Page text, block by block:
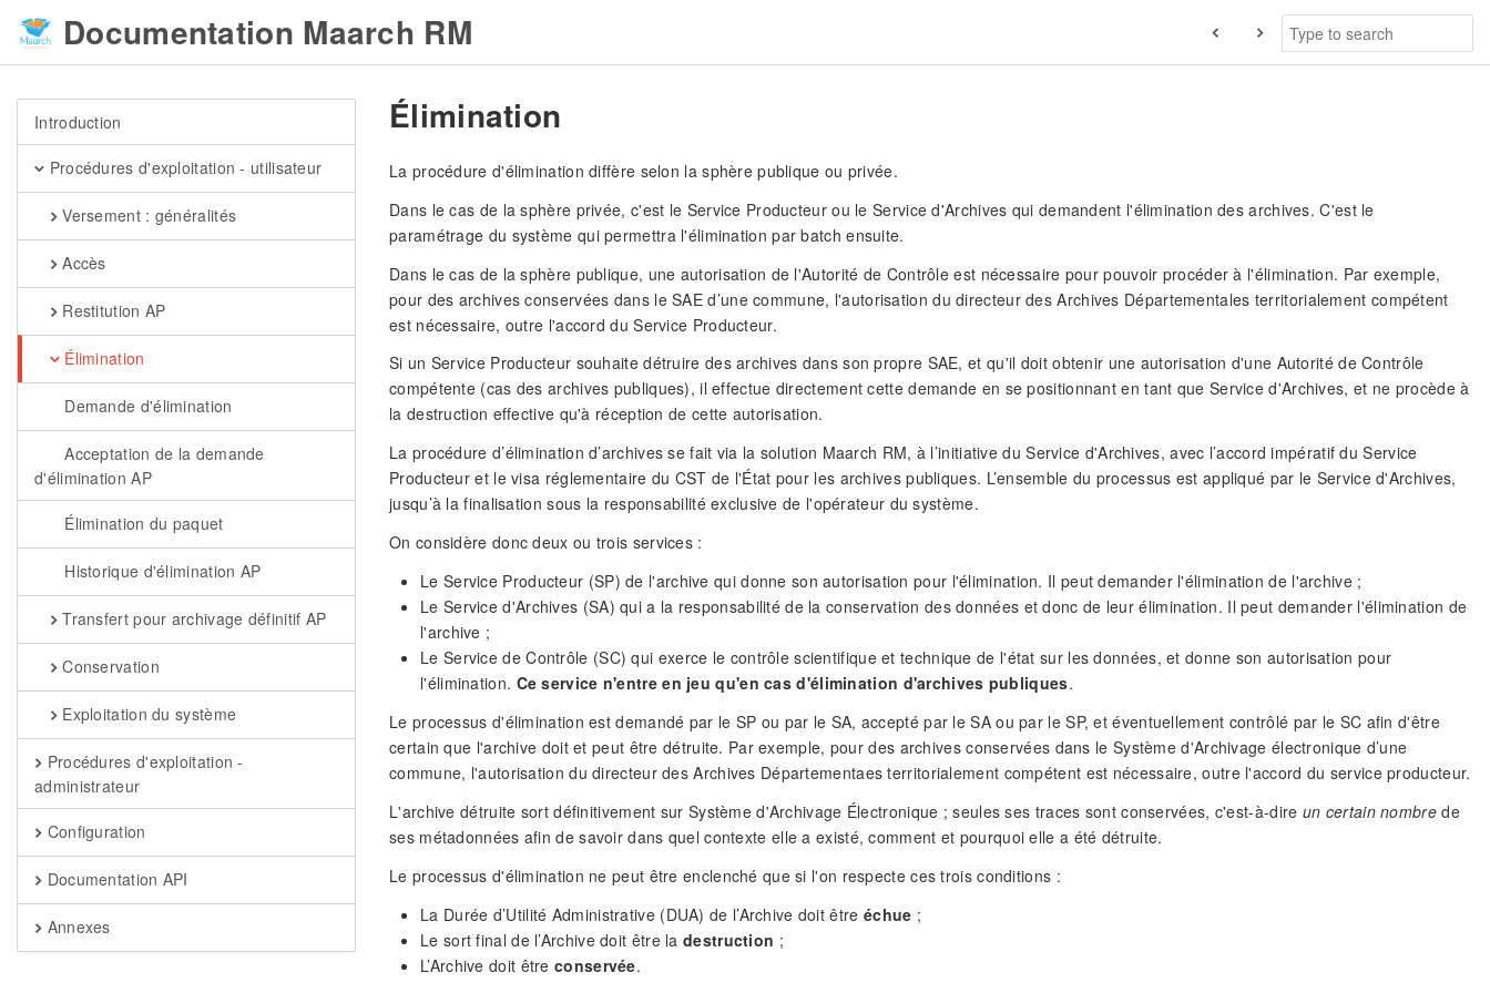
Documentation Maarch RM
Introduction
Procédures d'exploitation - utilisateur
Versement : généralités
Accès
Restitution AP
Élimination
Demande d'élimination
Acceptation de la demande
d'élimination AP
Élimination du paquet
Historique d'élimination AP
Transfert pour archivage définitif AP
Conservation
Exploitation du système
Procédures d'exploitation -
administrateur
Configuration
Documentation API
Annexes
Élimination
La procédure d'élimination diffère selon la sphère publique ou privée.
Dans le cas de la sphère privée, c'est le Service Producteur ou le Service d'Archives qui demandent l'élimination des archives. C'est le
paramétrage du système qui permettra l'élimination par batch ensuite.
Dans le cas de la sphère publique, une autorisation de l'Autorité de Contrôle est nécessaire pour pouvoir procéder à l'élimination. Par exemple,
pour des archives conservées dans le SAE d’une commune, l'autorisation du directeur des Archives Départementales territorialement compétent
est nécessaire, outre l'accord du Service Producteur.
Si un Service Producteur souhaite détruire des archives dans son propre SAE, et qu'il doit obtenir une autorisation d'une Autorité de Contrôle
compétente (cas des archives publiques), il effectue directement cette demande en se positionnant en tant que Service d'Archives, et ne procède à
la destruction effective qu'à réception de cette autorisation.
La procédure d’élimination d’archives se fait via la solution Maarch RM, à l’initiative du Service d'Archives, avec l’accord impératif du Service
Producteur et le visa réglementaire du CST de l'État pour les archives publiques. L’ensemble du processus est appliqué par le Service d'Archives,
jusqu’à la finalisation sous la responsabilité exclusive de l'opérateur du système.
On considère donc deux ou trois services :
Le Service Producteur (SP) de l'archive qui donne son autorisation pour l'élimination. Il peut demander l'élimination de l'archive ;
Le Service d'Archives (SA) qui a la responsabilité de la conservation des données et donc de leur élimination. Il peut demander l'élimination de
l'archive ;
Le Service de Contrôle (SC) qui exerce le contrôle scientifique et technique de l'état sur les données, et donne son autorisation pour
l'élimination. Ce service n'entre en jeu qu'en cas d'élimination d'archives publiques.
Le processus d'élimination est demandé par le SP ou par le SA, accepté par le SA ou par le SP, et éventuellement contrôlé par le SC afin d'être
certain que l'archive doit et peut être détruite. Par exemple, pour des archives conservées dans le Système d'Archivage électronique d’une
commune, l'autorisation du directeur des Archives Départementaes territorialement compétent est nécessaire, outre l'accord du service producteur.
L'archive détruite sort définitivement sur Système d'Archivage Électronique ; seules ses traces sont conservées, c'est-à-dire un certain nombrede
ses métadonnées afin de savoir dans quel contexte elle a existé, comment et pourquoi elle a été détruite.
Le processus d'élimination ne peut être enclenché que si l'on respecte ces trois conditions :
La Durée d’Utilité Administrative (DUA) de l’Archive doit être échue ;
Le sort final de l’Archive doit être la destruction ;
L’Archive doit être conservée.